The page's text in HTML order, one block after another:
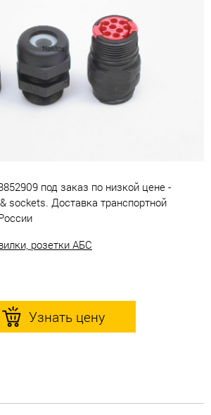
под заказ по низкой цене -
sockets. Доставка транспортной
розетки АБС
Узнать цену